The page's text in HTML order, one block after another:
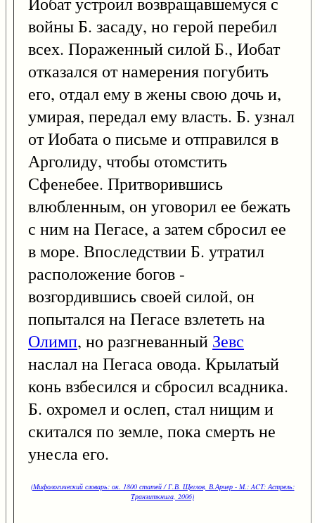
войны Б. засаду, но герой перебил
всех. Пораженный силой Б., Иобат
отказался от намерения погубить
его, отдал ему в жены свою дочь и,
умирая, передал ему власть. Б. узнал
от Иобата о письме и отправился в
Арголиду, чтобы отомстить
Сфенебее. Притворившись
влюбленным, он уговорил ее бежать
с ним на Пегасе, а затем сбросил ее
в море. Впоследствии Б. утратил
расположение богов -
возгордившись своей силой, он
попытался на Пегасе взлететь на
Олимп, но разгневанный Зевс
наслал на Пегаса овода. Крылатый
конь взбесился и сбросил всадника.
Б. охромел и ослеп, стал нищим и
скитался по земле, пока смерть не
унесла его.
(Мифологический словарь: ок. 1800 статей / Г.В. Щеглов, В.Арчер - М.: ACT: Астрель:
Транзиткнига, 2006)